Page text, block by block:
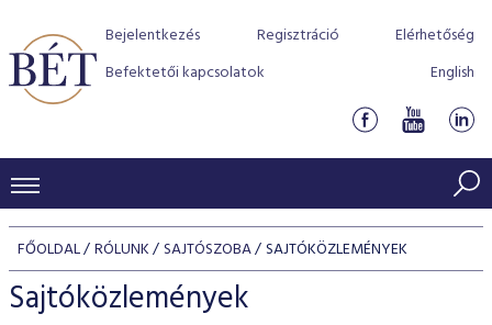
Bejelentkezés Regisztráció
Elérhetőség
Befektetői kapcsolatok
English
KERESKEDÉSI ADATOK
INDEXEK
BEFEKTETŐK
FŐOLDAL RÓLUNK SAJTÓSZOBA SAJTÓKÖZLEMÉNYEK
Sajtóközlemények